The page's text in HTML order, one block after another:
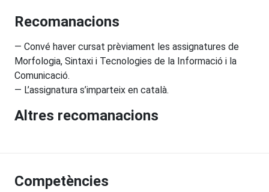
Recomanacions
— Convé haver cursat prèviament les assignatures de
Morfologia, Sintaxi i Tecnologies de la Informació i la
Comunicació.
— L’assignatura s’imparteix en català.
Altres recomanacions
Competències